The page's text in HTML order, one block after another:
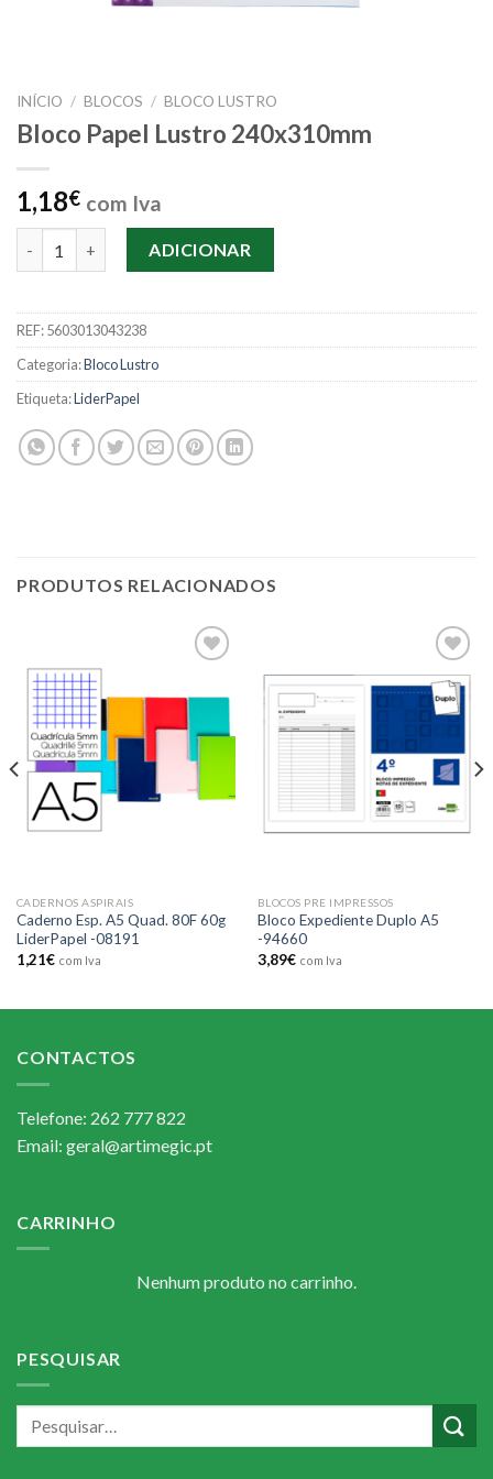
INÍCIO / BLOCOS / BLOCO LUSTRO
Bloco Papel Lustro 240x310mm
1,18€ com Iva
ADICIONAR
REF:5603013043238
Categoria:Bloco Lustro
Etiqueta:LiderPapel
PRODUTOS RELACIONADOS
Add to
wishlist
CADERNOS ASPIRAIS
Caderno Esp. A5 Quad. 80F 60g
LiderPapel -08191
1,21€ com Iva
Add to
wishlist
BLOCOS PRE IMPRESSOS
Bloco Expediente Duplo A5
-94660
3,89€ com Iva
CONTACTOS
Telefone: 262 777 822
Email: geral@artimegic.pt
CARRINHO
Nenhum produto no carrinho.
PESQUISAR